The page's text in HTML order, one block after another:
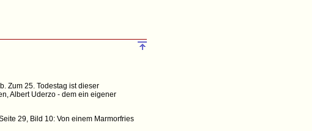
Zum 25. Todestag ist dieser
Albert Uderzo - dem ein eigener
29, Bild 10: Von einem Marmorfries